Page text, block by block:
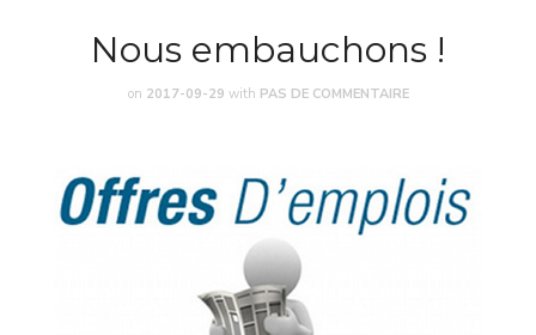
Nous embauchons !
on 2017-09-29 with PAS DE COMMENTAIRE